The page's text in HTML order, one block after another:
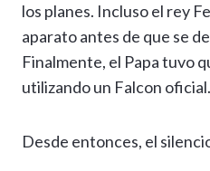
los planes. Incluso el rey
aparato antes de que se
Finalmente, el Papa tuvo
utilizando un Falcon oficial.
Desde entonces, el